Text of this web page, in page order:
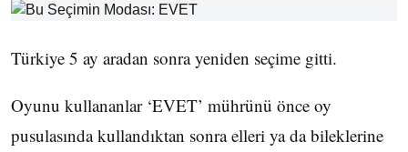
Türkiye 5 ay aradan sonra yeniden seçime gitti.
Oyunu kullananlar ‘EVET’ mührünü önce oy
pusulasında kullandıktan sonra elleri ya da bileklerine